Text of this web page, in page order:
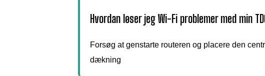
Hvordan løser jeg Wi-Fi problemer med min
Forsøg at genstarte routeren og placere den
dækning